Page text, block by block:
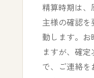
精算時期は、
主様の確認
動します。お
ますが、確
で、ご連絡